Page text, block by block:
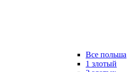
Все польша
1 злотый